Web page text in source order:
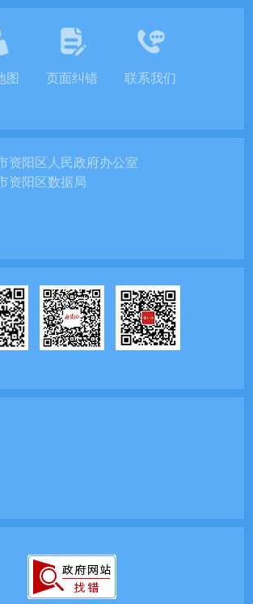
图 页面纠错 联系我们
资阳区人民政府办公室
资阳区数据局